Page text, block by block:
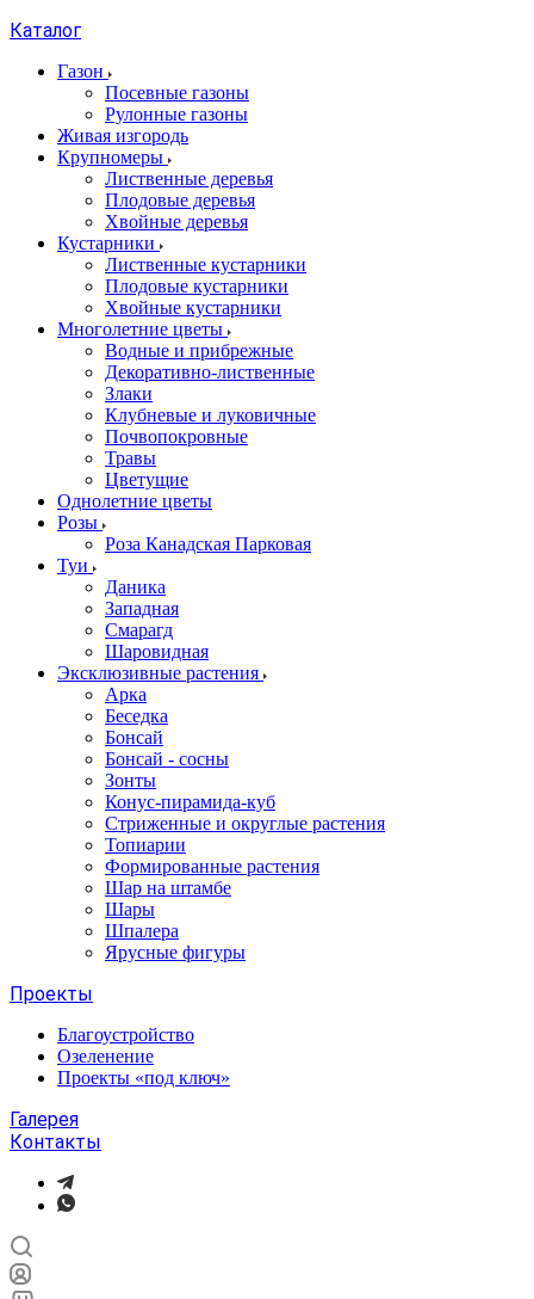
Каталог
Газон
Посевные газоны
Рулонные газоны
Живая изгородь
Крупномеры
Лиственные деревья
Плодовые деревья
Хвойные деревья
Кустарники
Лиственные кустарники
Плодовые кустарники
Хвойные кустарники
Многолетние цветы
Водные и прибрежные
Декоративно-лиственные
Злаки
Клубневые и луковичные
Почвопокровные
Травы
Цветущие
Однолетние цветы
Розы
Роза Канадская Парковая
Туи
Даника
Западная
Смарагд
Шаровидная
Эксклюзивные растения
Арка
Беседка
Бонсай
Бонсай - сосны
Зонты
Конус-пирамида-куб
Стриженные и округлые растения
Топиарии
Формированные растения
Шар на штамбе
Шары
Шпалера
Ярусные фигуры
Проекты
Благоустройство
Озеленение
Проекты «под ключ»
Галерея
Контакты